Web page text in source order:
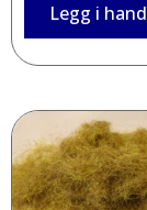
Legg i